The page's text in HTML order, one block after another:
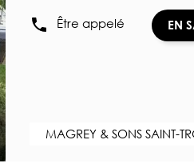
sur la mer. Composée
indépendant, elle est
équipements sont de la
Être appelé EN
MAGREY & SONS SAINT-